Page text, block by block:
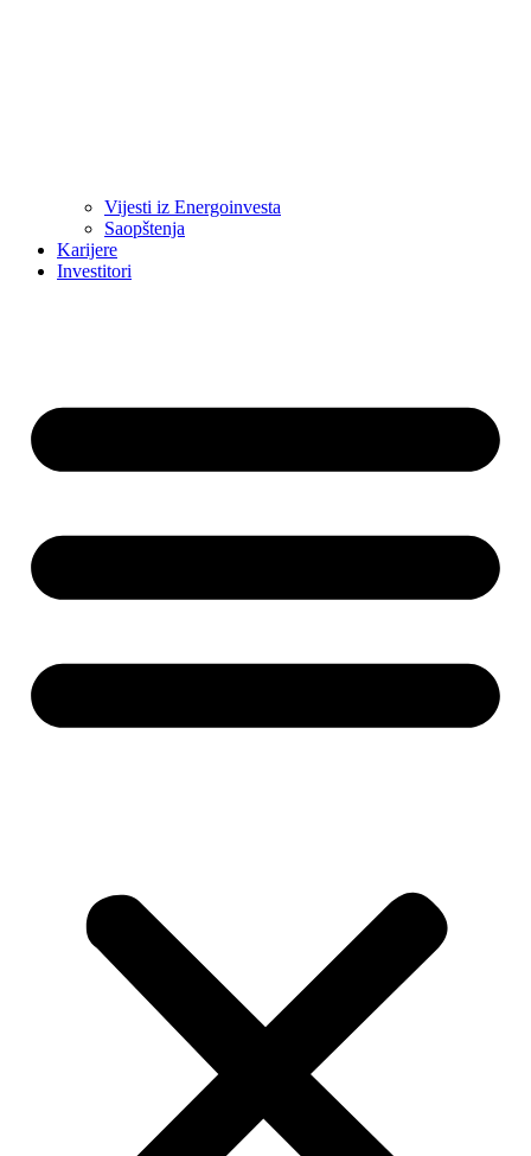
Vijesti iz Energoinvesta
Saopštenja
Karijere
Investitori